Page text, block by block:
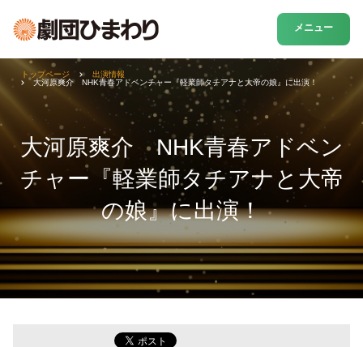
メニュー
大河原爽介 NHK青春アドベン
チャー『軽業師タチアナと大帝
の娘』に出演！
トップページ
出演情報
大河原爽介 NHK青春アドベンチャー『軽業師タチアナと大帝の娘』に出演！